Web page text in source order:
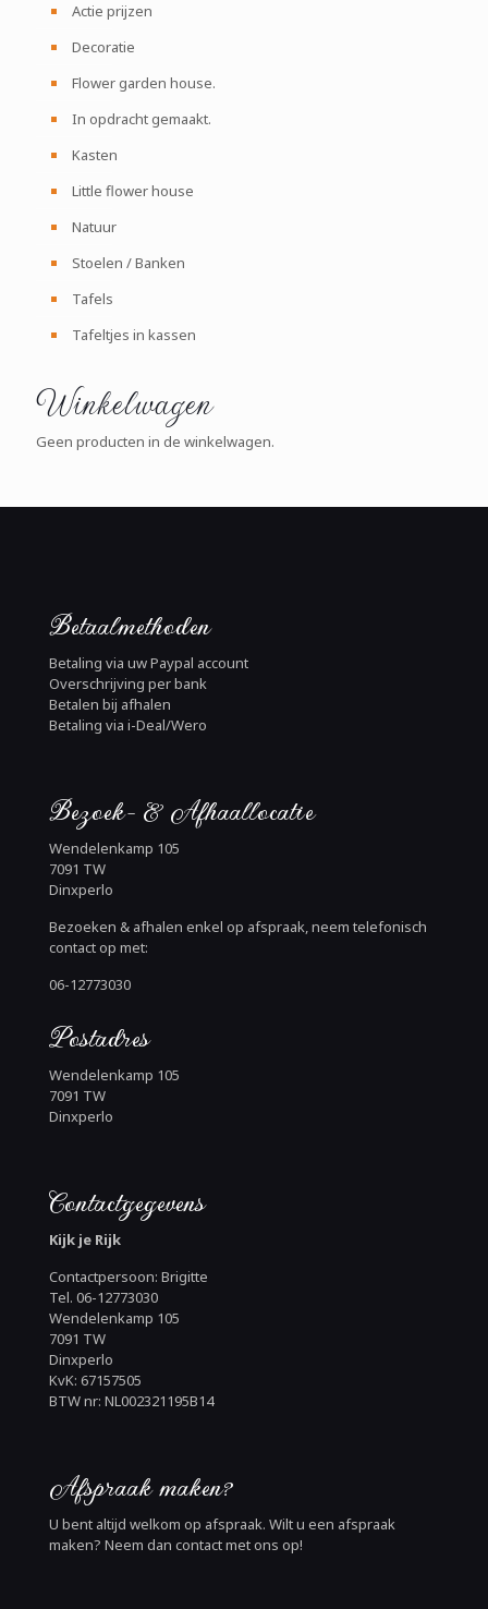
Actie prijzen
Decoratie
Flower garden house.
In opdracht gemaakt.
Kasten
Little flower house
Natuur
Stoelen / Banken
Tafels
Tafeltjes in kassen
Winkelwagen
Geen producten in de winkelwagen.
Betaalmethoden
Betaling via uw Paypal account
Overschrijving per bank
Betalen bij afhalen
Betaling via i-Deal/Wero
Bezoek- & Afhaallocatie
Wendelenkamp 105
7091 TW
Dinxperlo
Bezoeken & afhalen enkel op afspraak, neem telefonisch
contact op met:
06-12773030
Postadres
Wendelenkamp 105
7091 TW
Dinxperlo
Contactgegevens
Kijk je Rijk
Contactpersoon: Brigitte
Tel. 06-12773030
Wendelenkamp 105
7091 TW
Dinxperlo
KvK: 67157505
BTW nr: NL002321195B14
Afspraak maken?
U bent altijd welkom op afspraak. Wilt u een afspraak
maken? Neem dan contact met ons op!